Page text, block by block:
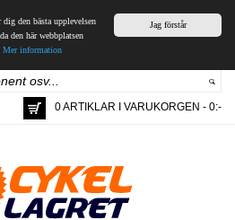
Jag förstår
den bästa upplevelsen
den här webbplatsen
Mer information
0 ARTIKLAR I VARUKORGEN - 0:-